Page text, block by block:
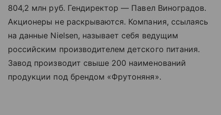
804,2 млн руб. Гендиректор — Павел Виноградов.
Акционеры не раскрываются. Компания, ссылаясь
на данные Nielsen, называет себя ведущим
российским производителем детского питания.
Завод производит свыше 200 наименований
продукции под брендом «Фрутоняня».